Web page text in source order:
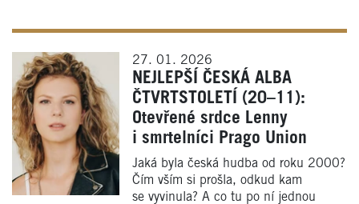
27. 01. 2026
NEJLEPŠÍ ČESKÁ ALBA
ČTVRTSTOLETÍ (20–11):
Otevřené srdce Lenny
i smrtelníci Prago Union
Jaká byla česká hudba od roku 2000?
Čím vším si prošla, odkud kam
se vyvinula? A co tu po ní jednou